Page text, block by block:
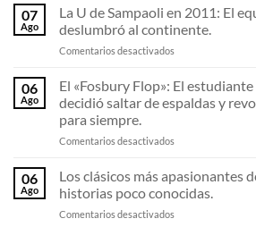
resortes
Por
qué
zapatillas
fibra
carbono
destrozando
todos
récords
07
Ago
La U de Sampaoli en 2011: El
deslumbró al continente.
Comentarios desactivados
U
Sampaoli
2011:
equipo
invicto
que
deslumbró
06
Ago
El «Fosbury Flop»: El
decidió saltar de espaldas y
para siempre.
Comentarios desactivados
«Fosbury
El
estudiante
06
Ago
Los clásicos más apasionantes
historias poco conocidas.
Comentarios desactivados